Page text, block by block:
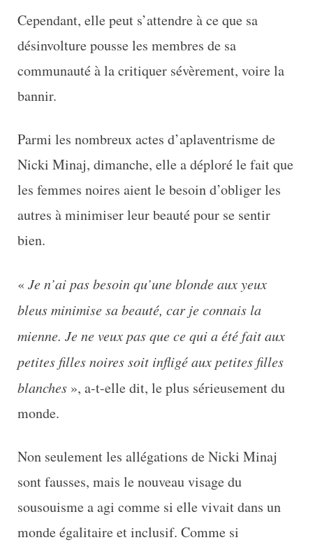
Cependant, elle peut s’attendre à ce que sa
désinvolture pousse les membres de sa
communauté à la critiquer sévèrement, voire la
bannir.
Parmi les nombreux actes d’aplaventrisme de
Nicki Minaj, dimanche, elle a déploré le fait que
les femmes noires aient le besoin d’obliger les
autres à minimiser leur beauté pour se sentir
bien.
«Je n’ai pas besoin qu’une blonde aux yeux
bleus minimise sa beauté, car je connais la
mienne. Je ne veux pas que ce qui a été fait aux
petites filles noires soit infligé aux petites filles
blanches », a-t-elle dit, le plus sérieusement du
monde.
Non seulement les allégations de Nicki Minaj
sont fausses, mais le nouveau visage du
sousouisme a agi comme si elle vivait dans un
monde égalitaire et inclusif. Comme si